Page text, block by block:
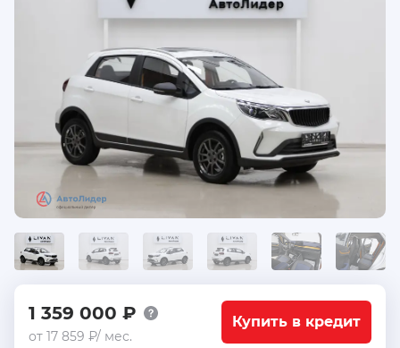
1 359 000 ₽
от 17 859 ₽/ мес.
Купить в кредит